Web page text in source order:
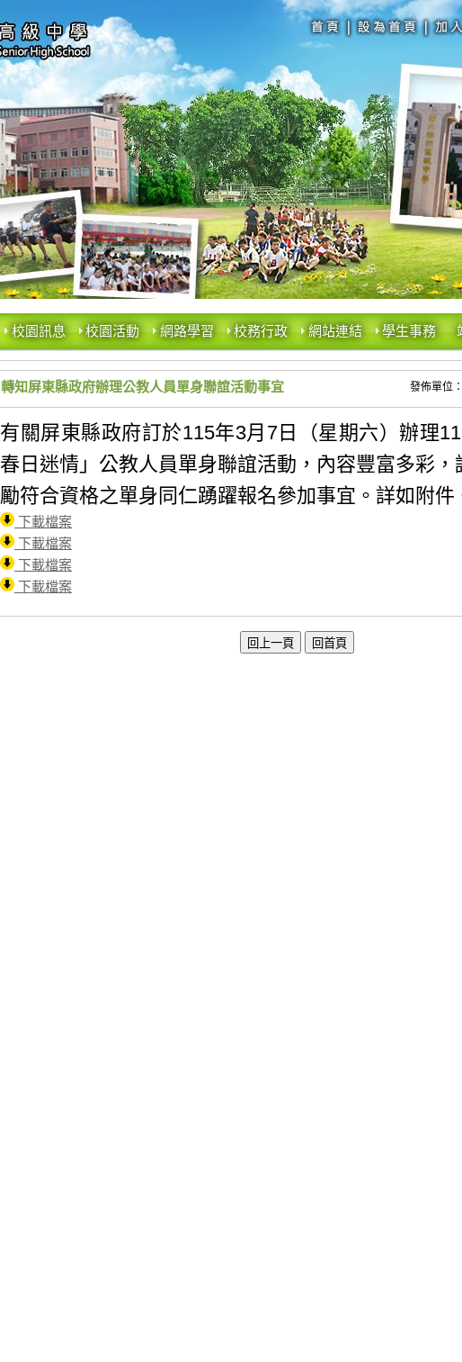
校園訊息 校園活動 網路學習 校務行政 網站連結 學生事務
轉知屏東縣政府辦理公教人員單身聯誼活動事宜 發佈單位
有關屏東縣政府訂於115年3月7日（星期六）辦理
春日迷情」公教人員單身聯誼活動，內容豐富多彩，
勵符合資格之單身同仁踴躍報名參加事宜。詳如附件
下載檔案
下載檔案
下載檔案
下載檔案